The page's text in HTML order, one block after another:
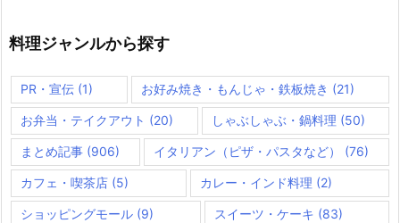
料理ジャンルから探す
PR・宣伝 (1) お好み焼き・もんじゃ・鉄板焼き (21)
お弁当・テイクアウト (20) しゃぶしゃぶ・鍋料理 (50)
まとめ記事 (906) イタリアン（ピザ・パスタなど） (76)
カフェ・喫茶店 (5) カレー・インド料理 (2)
ショッピングモール (9) スイーツ・ケーキ (83)